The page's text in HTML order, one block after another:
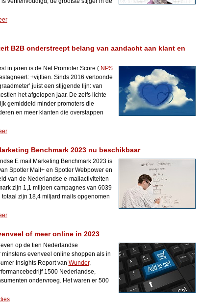
B2B onderstreept belang van aandacht aan klant en
in jaren is de Net Promoter Score ( NPS
+vijftien. Sinds 2016 vertoonde
juist een stijgende lijn: van
het afgelopen jaar. De zelfs lichte
gemiddeld minder promoters die
en meer klanten die overstappen
Benchmark 2023 nu beschikbaar
E mail Marketing Benchmark 2023 is
Spotler Mail+ en Spotler Webpower en
van de Nederlandse e-mailactiviteiten
zijn 1,1 miljoen campagnes van 6039
zijn 18,4 miljard mails opgenomen
of meer online in 2023
op de tien Nederlandse
evenveel online shoppen als in
Insights Report van Wunder,
1500 Nederlandse,
ondervroeg. Het waren er 500